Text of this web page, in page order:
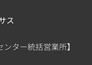
ス
ンター統括営業所】